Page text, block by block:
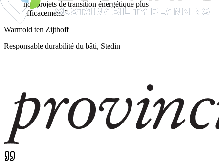
nos projets de transition énergétique plus
efficacement.”
Warmold ten Zijthoff
Responsable durabilité du bâti, Stedin